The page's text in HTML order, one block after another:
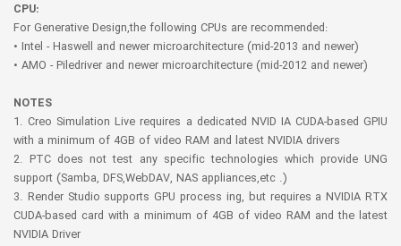
CPU:
For Generative Design,the following CPUs are recommended:
• Intel - Haswell and newer microarchitecture (mid-2013 and newer)
• AMO - Piledriver and newer microarchitecture (mid-2012 and newer)
NOTES
1. Creo Simulation Live requires a dedicated NVID IA CUDA-based GPIU
with a minimum of 4GB of video RAM and latest NVIDIA drivers
2. PTC does not test any specific technologies which provide UNG
support (Samba, DFS,WebDAV, NAS appliances,etc .)
3. Render Studio supports GPU process ing, but requires a NVIDIA RTX
CUDA-based card with a minimum of 4GB of video RAM and the latest
NVIDIA Driver